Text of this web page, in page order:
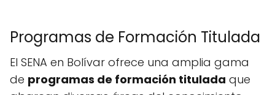
Programas de Formación Titulada
El SENA en Bolívar ofrece una amplia gama
de programas de formación titulada que